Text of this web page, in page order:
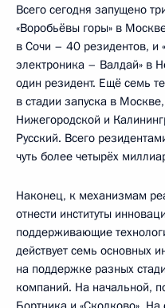
Всего сегодня запущено
«Воробьёвы горы» в
в Сочи – 40 резидентов, и
электроника – Валдай» в
один резидент. Ещё семь
в стадии запуска в
Нижегородской и
Русский. Всего
чуть более четырёх
Наконец, к механизмам
отнести институты
поддерживающие
действует семь основных
на поддержке разных
компаний. На начальной,